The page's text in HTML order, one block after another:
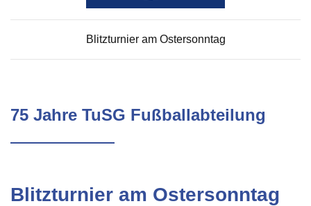
Blitzturnier am Ostersonntag
75 Jahre TuSG Fußballabteilung
Blitzturnier am Ostersonntag